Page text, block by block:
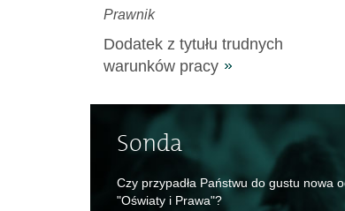
Prawnik
Dodatek z tytułu trudnych
warunków pracy
Sonda
Czy przypadła Państwu do gustu nowa
"Oświaty i Prawa"?